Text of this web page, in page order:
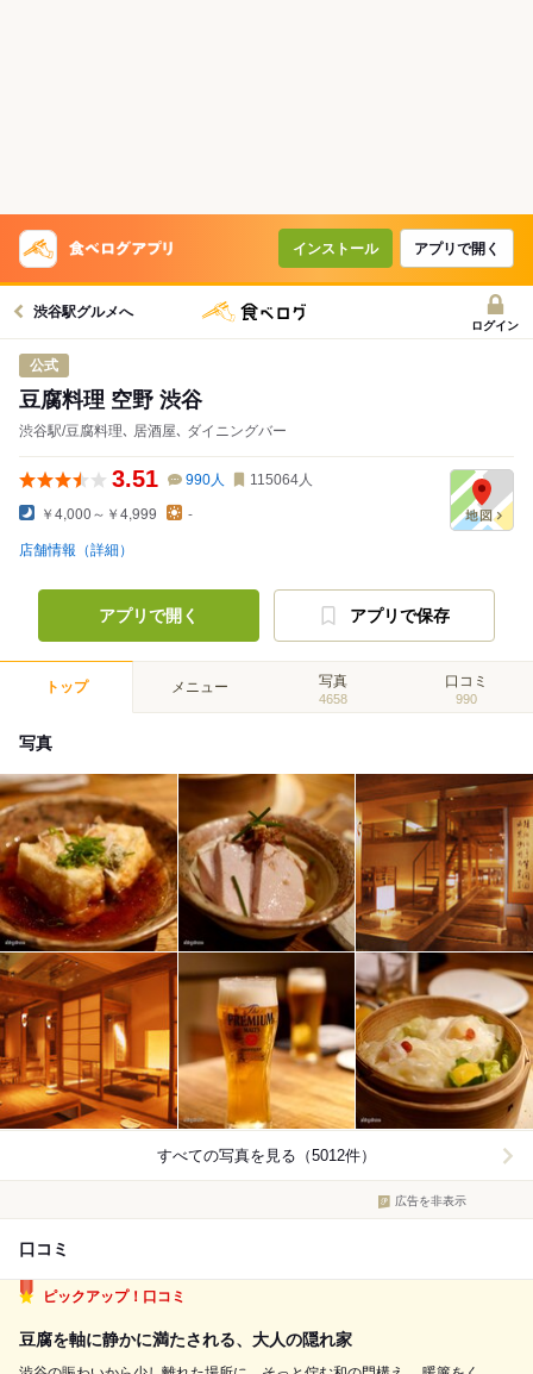
インストール アプリで開く
渋谷駅グルメへ
ログイン
公式
豆腐料理 空野 渋谷
渋谷駅/豆腐料理､ 居酒屋､ ダイニングバー
3.51 990人 115064人
￥4,000～￥4,999 -
店舗情報（詳細）
アプリで開く アプリで保存
トップ メニュー 写真
4658
口コミ
990
写真
すべての写真を見る（5012件）
広告を非表示
口コミ
ピックアップ！口コミ
豆腐を軸に静かに満たされる、大人の隠れ家